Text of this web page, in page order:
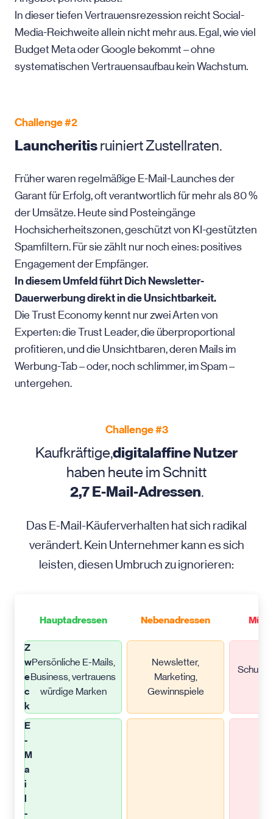
In dieser tiefen Vertrauensrezession reicht Social-
Media-Reichweite allein nicht mehr aus. Egal, wie viel
Budget Meta oder Google bekommt – ohne
systematischen Vertrauensaufbau kein Wachstum.
Challenge #2
Launcheritisruiniert Zustellraten.
Früher waren regelmäßige E-Mail-Launches der
Garant für Erfolg, oft verantwortlich für mehr als 80 %
der Umsätze. Heute sind Posteingänge
Hochsicherheitszonen, geschützt von KI-gestützten
Spamfiltern. Für sie zählt nur noch eines: positives
Engagement der Empfänger.
In diesem Umfeld führt Dich Newsletter-
Dauerwerbung direkt in die Unsichtbarkeit.
Die Trust Economy kennt nur zwei Arten von
Experten: die Trust Leader, die überproportional
profitieren, und die Unsichtbaren, deren Mails im
Werbung-Tab – oder, noch schlimmer, im Spam –
untergehen.
Challenge #3
Kaufkräftige,digitalaffine Nutzer
haben heute im Schnitt
2,7 E-Mail-Adressen.
Das E-Mail-Käuferverhalten hat sich radikal
verändert. Kein Unternehmer kann es sich
leisten, diesen Umbruch zu ignorieren:
Hauptadressen Nebenadressen
Z
w
e
c
k
Persönliche E-Mails,
Business, vertrauens
würdige Marken
Newsletter,
Marketing,
Gewinnspiele
E
-
M
a
i
l
-